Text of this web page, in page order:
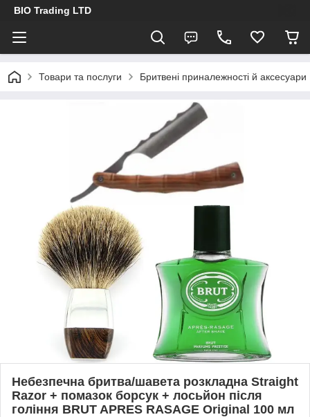
BIO Trading LTD
Товари та послуги Бритвені приналежності й аксесуари
Небезпечна бритва/шавета розкладна Straight
Razor + помазок борсук + лосьйон після
гоління BRUT APRES RASAGE Original 100 мл